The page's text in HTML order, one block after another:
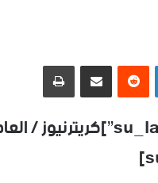
لينكدإن
‏Reddit مشاركة عبر البريد طباعة